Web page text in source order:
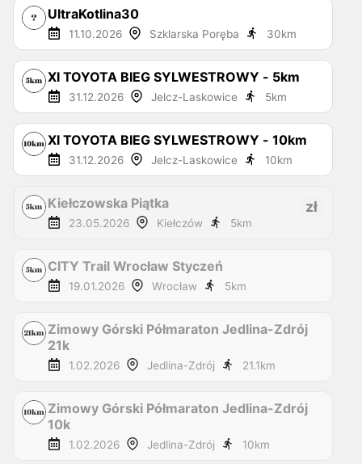
UltraKotlina30
11.10.2026 Szklarska Poręba 30km
XI TOYOTA BIEG SYLWESTROWY - 5km
31.12.2026 Jelcz-Laskowice 5km
XI TOYOTA BIEG SYLWESTROWY - 10km
31.12.2026 Jelcz-Laskowice 10km
Kiełczowska Piątka
23.05.2026 Kiełczów 5km
zł
CITY Trail Wrocław Styczeń
19.01.2026 Wrocław 5km
Zimowy Górski Półmaraton Jedlina-Zdrój
21k
1.02.2026 Jedlina-Zdrój 21.1km
Zimowy Górski Półmaraton Jedlina-Zdrój
10k
1.02.2026 Jedlina-Zdrój 10km